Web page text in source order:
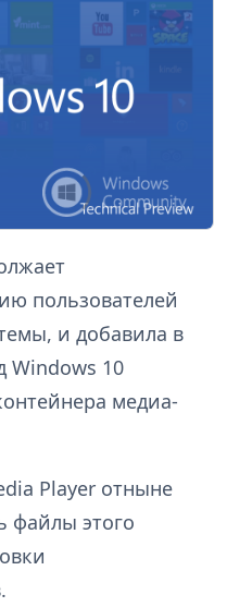
пользователей
и добавила в
Windows 10
медиа-
Player отныне
файлы этого